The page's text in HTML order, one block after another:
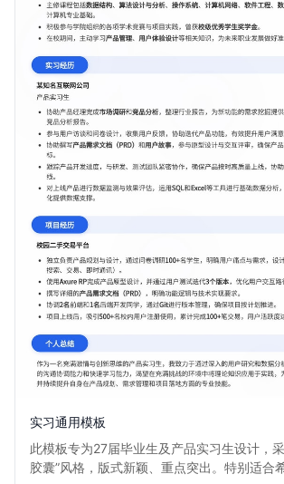
实习通用模板
此模板专为27届毕业生及产品实习生设计，
胶囊”风格，版式新颖、重点突出。特别适合